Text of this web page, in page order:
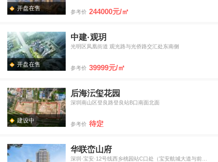
开盘在售 参考价 244000元/㎡
开盘在售
中建·观玥
光明区凤凰街道 观光路与光侨路交汇处东南侧
参考价 39999元/㎡
建设中
后海沄玺花园
深圳南山区登良路登良站B口南面北面
参考价 待定
华联峦山府
深圳·宝安·12号线西乡桃园站C口处（宝安航城大道与前进二